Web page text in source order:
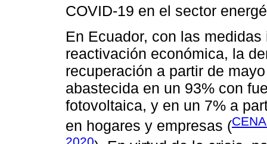
COVID-19 en el sector
En Ecuador, con las
reactivación económica, la
recuperación a partir de
abastecida en un 93% con
fotovoltaica, y en un 7% a
en hogares y empresas (